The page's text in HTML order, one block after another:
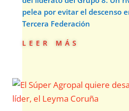
pelea por evitar el descenso
Tercera Federación
leer más